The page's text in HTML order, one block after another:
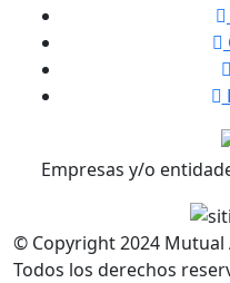
Empresas y/o
© Copyright2024 Mutual
Todos los derechos